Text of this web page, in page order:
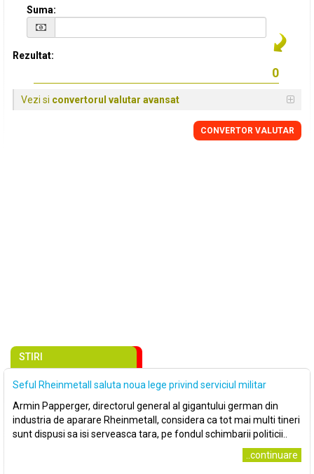
Suma:
Rezultat:
Vezi si convertorul valutar avansat
CONVERTOR VALUTAR
STIRI
Seful Rheinmetall saluta noua lege privind serviciul militar
Armin Papperger, directorul general al gigantului german din
industria de aparare Rheinmetall, considera ca tot mai multi tineri
sunt dispusi sa isi serveasca tara, pe fondul schimbarii politicii..
..continuare